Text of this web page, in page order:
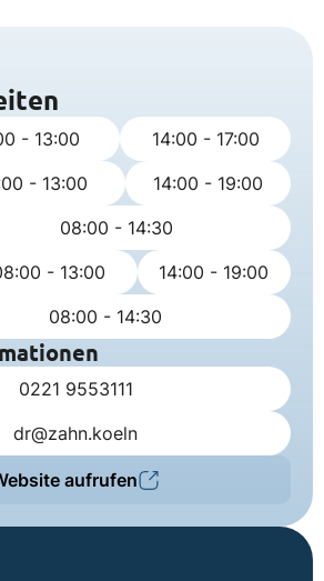
- 13:00
14:00 - 17:00
- 13:00
14:00 - 19:00
08:00 - 14:30
- 13:00
14:00 - 19:00
08:00 - 14:30
0221 9553111
dr@zahn.koeln
aufrufen